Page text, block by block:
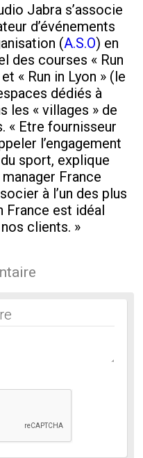
Jabra s’associe
d’événements
(A.S.O) en
des courses « Run
« Run in Lyon » (le
dédiés à
les « villages » de
« Etre fournisseur
l’engagement
sport, explique
France
à l’un des plus
France est idéal
clients. »